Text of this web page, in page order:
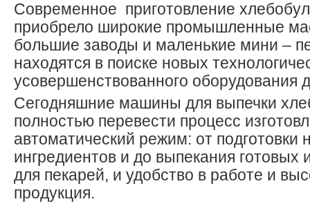
Современное приготовление
приобрело широкие промышленные
большие заводы и маленькие мини –
находятся в поиске новых
усовершенствованного оборудования
Сегодняшние машины для выпечки
полностью перевести процесс
автоматический режим: от подготовки
ингредиентов и до выпекания
для пекарей, и удобство в работе и
продукция.